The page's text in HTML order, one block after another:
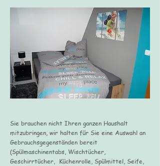
Sie brauchen nicht Ihren ganzen Haushalt
mitzubringen, wir halten für Sie eine Auswahl an
Gebrauchsgegenständen bereit
(Spülmaschinentabs, Wischtücher,
Geschirrtücher, Küchenrolle, Spülmittel, Seife,